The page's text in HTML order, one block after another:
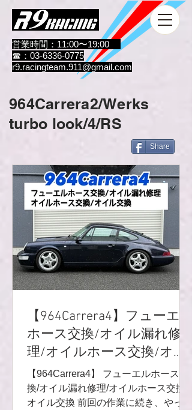
営業時間：11:00〜19:00
☎：03-6336-0775
r9.racingteam.911@gmail.com
964Carrera2/Werks
turbo look/4/RS
Share
【964Carrera4】フューエル
ホース交換/オイル漏れ修
理/オイルホース交換/オイ
ル交換
【964Carrera4】 フューエルホース交
換/オイル漏れ修理/オイルホース交換/
オイル交換 前回の作業に続き、やって